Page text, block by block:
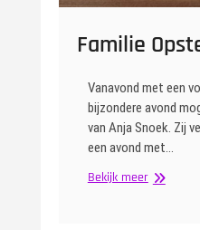
Familie
Vanavond met een
bijzondere avond
van Anja Snoek. Zij
een avond met…
Bekijk meerFamilie